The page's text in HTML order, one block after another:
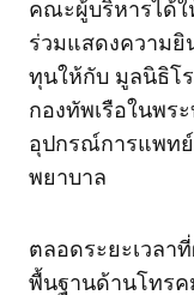
คณะผู้บริหารได้
ร่วมแสดงความ
ทุนให้กับ มูลนิธิโ
กองทัพเรือในพร
อุปกรณ์การแพท
พยาบาล
ตลอดระยะเวลา
พื้นฐานด้านโทรค